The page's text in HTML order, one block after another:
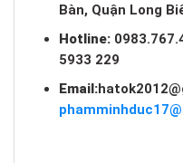
Bàn, Quận Long
Hotline:
5933 229
Email: